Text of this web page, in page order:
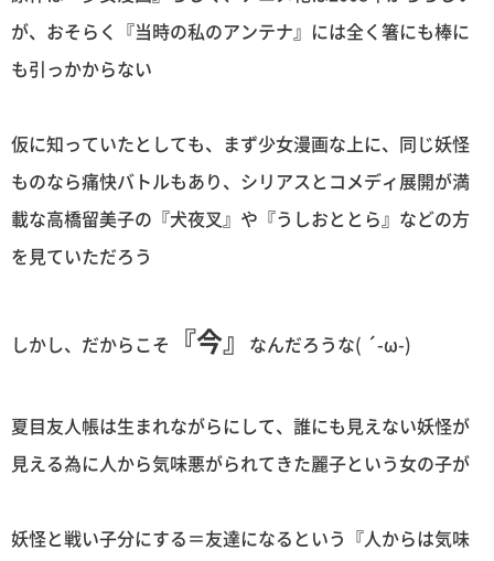
が、おそらく『当時の私のアンテナ』には全く箸にも棒に
も引っかからない
仮に知っていたとしても、まず少女漫画な上に、同じ妖怪
ものなら痛快バトルもあり、シリアスとコメディ展開が満
載な高橋留美子の『犬夜叉』や『うしおととら』などの方
を見ていただろう
しかし、だからこそ 『今』 なんだろうな( ´-ω-)
夏目友人帳は生まれながらにして、誰にも見えない妖怪が
見える為に人から気味悪がられてきた麗子という女の子が
妖怪と戦い子分にする＝友達になるという『人からは気味